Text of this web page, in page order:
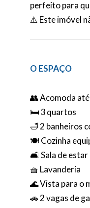
perfeito para
⚠️ Este imóvel
O ESPAÇO
👥 Acomoda
🛏️ 3 quartos
🛁 2 banheiros
🍽️ Cozinha
🛋️ Sala de estar
🧺 Lavanderia
🌊 Vista para o
🚗 2 vagas de